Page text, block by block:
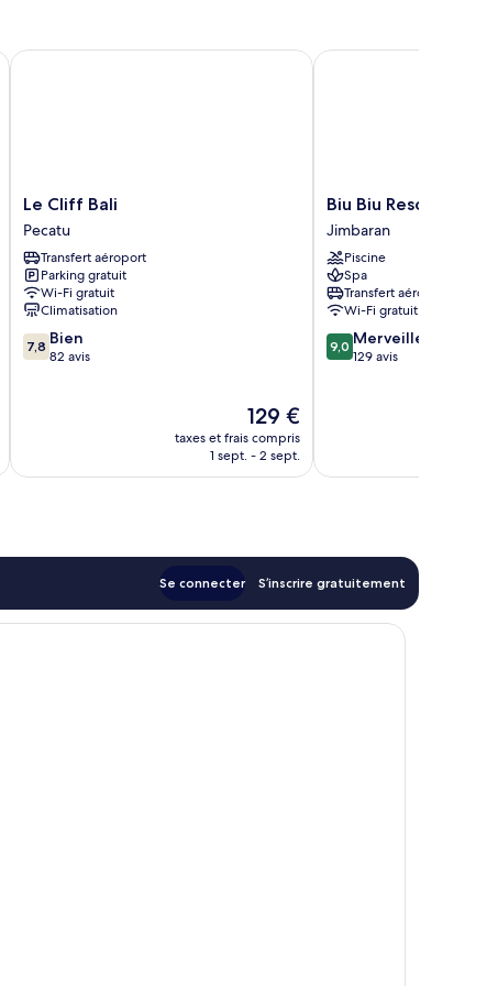
Le
Cliff
Bali
Pecatu
Le Cliff Bali
Pecatu
Transfert aéroport
Parking gratuit
Wi-Fi gratuit
Climatisation
7.8
sur
7,8 Bien
82 avis
Le
nouveau
prix
129 €
taxes et frais compris
1 sept. - 2 sept.
Le Cliff Bali
Biu
Biu
Resort
Bali
Jimbaran
Biu Biu Resort Bali
Jimbaran
Piscine
Spa
Transfert aéroport
Wi-Fi gratuit
9.0
sur
9,0 Merveilleux
129 avis
Biu Biu Resort Bali
Se connecter S’inscrire gratuitement